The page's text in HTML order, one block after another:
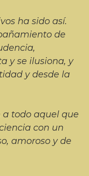
ha sido así.
de
y se ilusiona, y
y desde la
todo aquel que
con un
amoroso y de